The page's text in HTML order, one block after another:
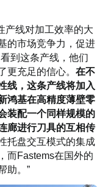
产线对加工效率的大
的市场竞争力，促进
到这条产线，他们
更充足的信心。在不
线，这条产线将加入
鸿基在高精度薄壁零
装配一个同样规模的
廊进行刀具的互相传
托盘交互模式的集成
而Fastems在国外的
助。”